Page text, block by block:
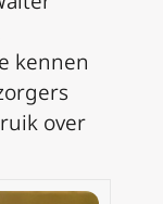
kennen
over